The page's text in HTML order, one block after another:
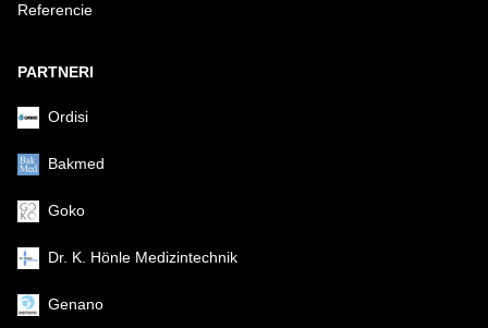
Referencie
PARTNERI
Ordisi
Bakmed
Goko
Dr. K. Hönle Medizintechnik
Genano